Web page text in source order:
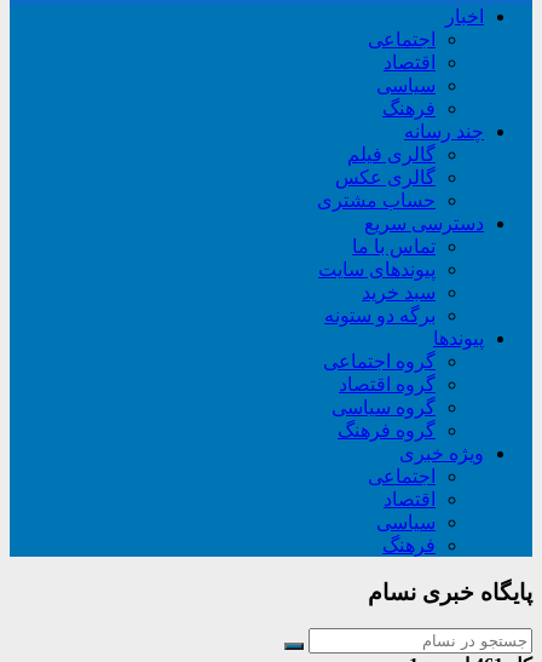
اخبار
اجتماعی
اقتصاد
سیاسی
فرهنگ
چند رسانه
گالری فیلم
گالری عکس
حساب مشتری
دسترسی سریع
تماس با ما
پیوندهای سایت
سبد خريد
برگه دو ستونه
پیوندها
گروه اجتماعی
گروه اقتصاد
گروه سیاسی
گروه فرهنگ
ویژه خبری
اجتماعی
اقتصاد
سیاسی
فرهنگ
پایگاه خبری نسام